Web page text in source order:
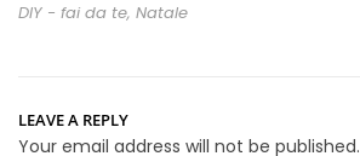
DIY - fai da te, Natale
LEAVE A REPLY
Your email address will not be published.